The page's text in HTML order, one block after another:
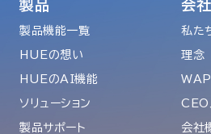
製品
製品機能一覧
HUEの想い
HUEのAI機能
ソリューション
製品サポート
会
私た
理念
WAP
CEO
会社